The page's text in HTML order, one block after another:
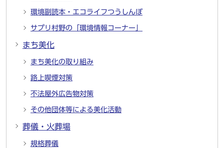
環境副読本・エコライフつうしんぼ
サプリ村野の「環境情報コーナー」
まち美化
まち美化の取り組み
路上喫煙対策
不法屋外広告物対策
その他団体等による美化活動
葬儀・火葬場
規格葬儀